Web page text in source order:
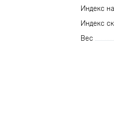
Индекс
Индекс
Вес